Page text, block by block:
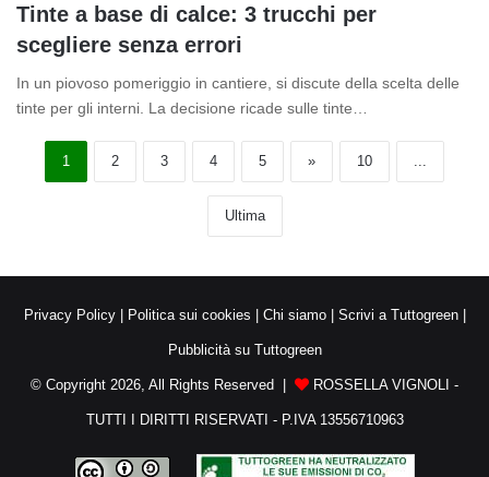
Tinte a base di calce: 3 trucchi per
scegliere senza errori
In un piovoso pomeriggio in cantiere, si discute della scelta delle
tinte per gli interni. La decisione ricade sulle tinte…
1 2 3 4 5 » 10
Ultima
Privacy Policy| Politica sui cookies | Chi siamo| Scrivi a Tuttogreen|
Pubblicità su Tuttogreen
© Copyright 2026, All Rights Reserved | ROSSELLA VIGNOLI -
TUTTI I DIRITTI RISERVATI - P.IVA 13556710963